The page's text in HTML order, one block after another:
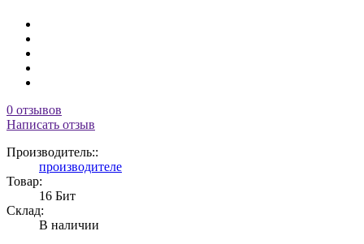
0 отзывов
Написать отзыв
Производитель::
производителе
Товар:
16 Бит
Склад:
В наличии